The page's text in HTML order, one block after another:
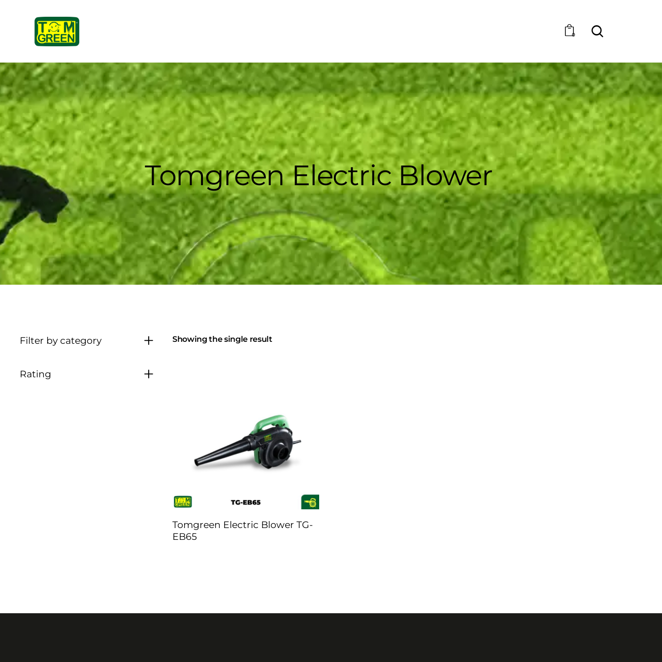
0
Tomgreen Electric Blower
Showing the single result
Tomgreen Electric Blower TG-
EB65
Filter by category
Rating